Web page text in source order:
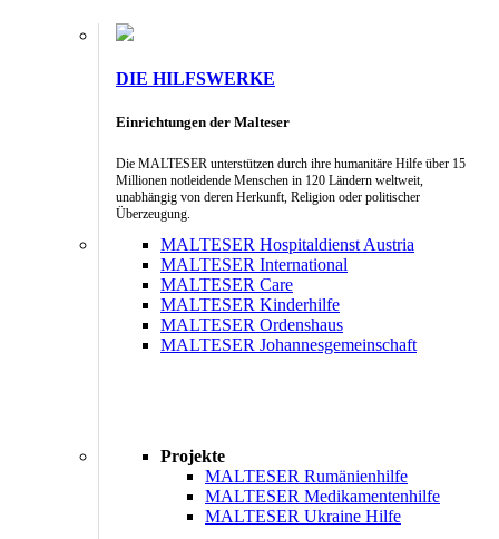
DIE HILFSWERKE
Einrichtungen der Malteser
Die MALTESER unterstützen durch ihre humanitäre Hilfe über 15
Millionen notleidende Menschen in 120 Ländern weltweit,
unabhängig von deren Herkunft, Religion oder politischer
Überzeugung.
MALTESER Hospitaldienst Austria
MALTESER International
MALTESER Care
MALTESER Kinderhilfe
MALTESER Ordenshaus
MALTESER Johannesgemeinschaft
Projekte
MALTESER Rumänienhilfe
MALTESER Medikamentenhilfe
MALTESER Ukraine Hilfe